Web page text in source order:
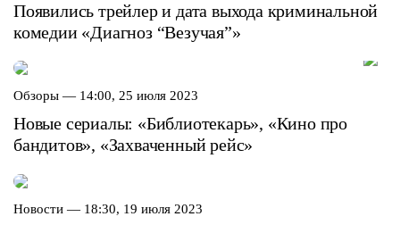
Появились трейлер и дата выхода криминальной
комедии «Диагноз “Везучая”»
Обзоры — 14:00, 25 июля 2023
Новые сериалы: «Библиотекарь», «Кино про
бандитов», «Захваченный рейс»
Новости — 18:30, 19 июля 2023